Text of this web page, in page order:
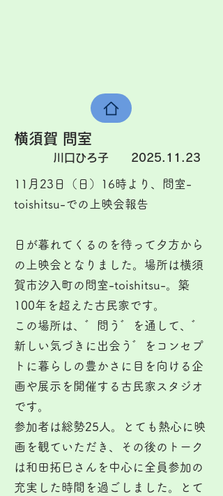
​横須賀 問室
川口ひろ子 2025.11.23
11月23日（日）16時より、問室-
toishitsu-での上映会報告
日が暮れてくるのを待って夕方から
の上映会となりました。場所は横須
賀市汐入町の問室-toishitsu-。築
100年を超えた古民家です。
この場所は、゛問う゛を通して、゛
新しい気づきに出会う゛をコンセプ
トに暮らしの豊かさに目を向ける企
画や展示を開催する古民家スタジオ
です。
参加者は総勢25人。とても熱心に映
画を観ていただき、その後のトーク
は和田拓巳さんを中心に全員参加の
充実した時間を過ごしました。とて